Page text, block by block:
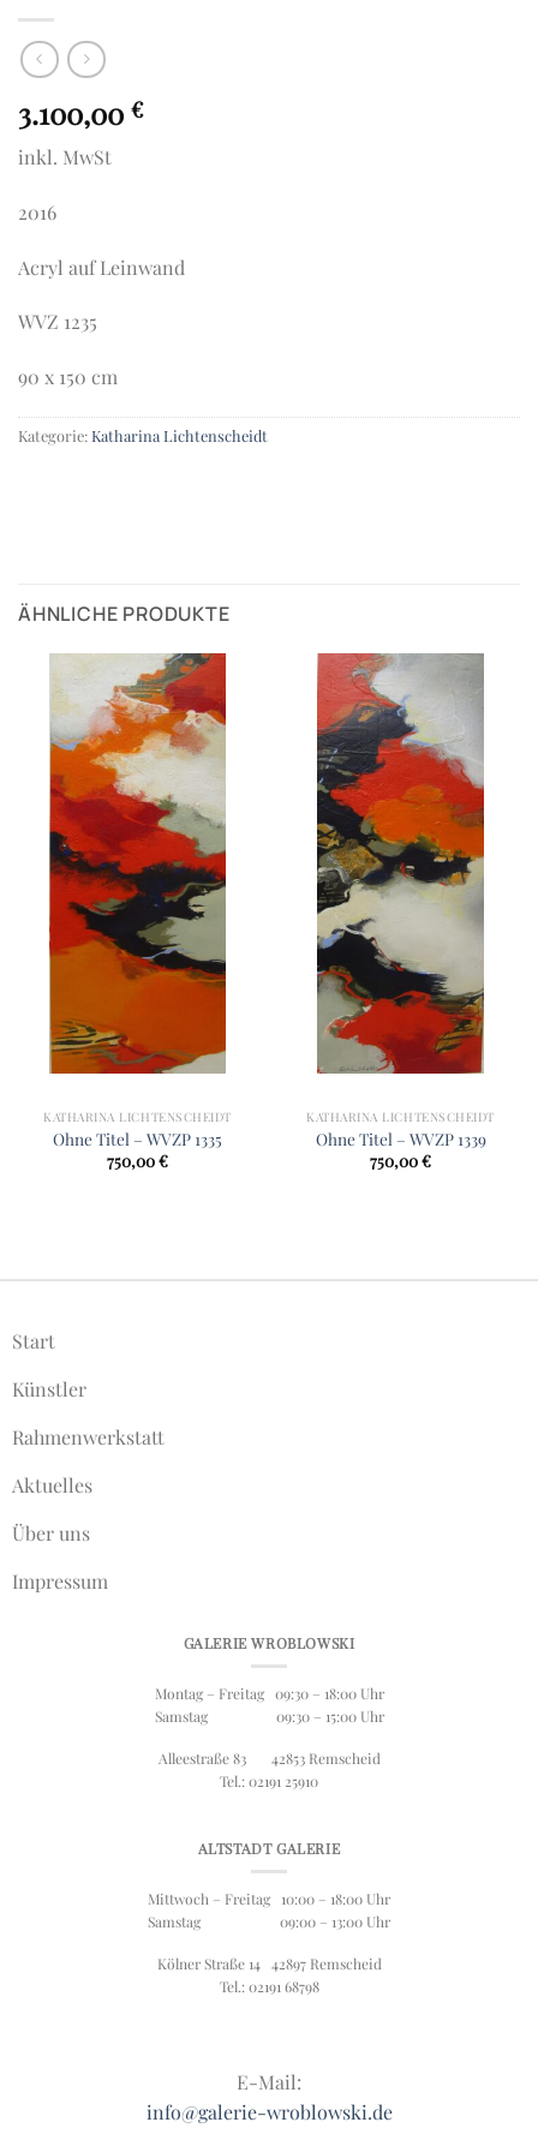
3.100,00 €
inkl. MwSt
2016
Acryl auf Leinwand
WVZ 1235
90 x 150 cm
Kategorie: Katharina Lichtenscheidt
ÄHNLICHE PRODUKTE
KATHARINA LICHTENSCHEIDT
Ohne Titel – WVZP 1335
750,00€
KATHARINA LICHTENSCHEIDT
Ohne Titel – WVZP 1339
750,00€
Start
Künstler
Rahmenwerkstatt
Aktuelles
Über uns
Impressum
GALERIE WROBLOWSKI
Montag – Freitag 09:30 – 18:00 Uhr
Samstag 09:30 – 15:00 Uhr
Alleestraße 83 42853 Remscheid
Tel.: 02191 25910
ALTSTADT GALERIE
Mittwoch – Freitag 10:00 – 18:00 Uhr
Samstag 09:00 – 13:00 Uhr
Kölner Straße 14 42897 Remscheid
Tel.: 02191 68798
E-Mail:
info@galerie-wroblowski.de